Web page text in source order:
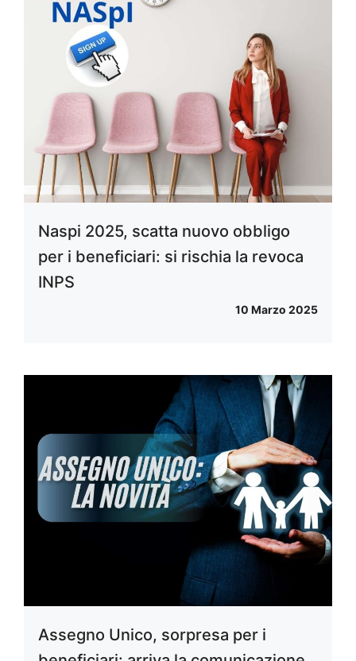
Naspi 2025, scatta nuovo obbligo
per i beneficiari: si rischia la revoca
INPS
10 Marzo 2025
Assegno Unico, sorpresa per i